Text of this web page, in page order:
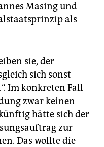
Masing und
als
sie, der
sich sonst
Im konkreten Fall
zwar keinen
hätte sich der
zur
Das wollte die